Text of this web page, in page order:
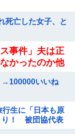
死亡した女子、と
事件」夫は正
かったのか他
→100000いいね
生に「日本も原
り！ 被団協代表